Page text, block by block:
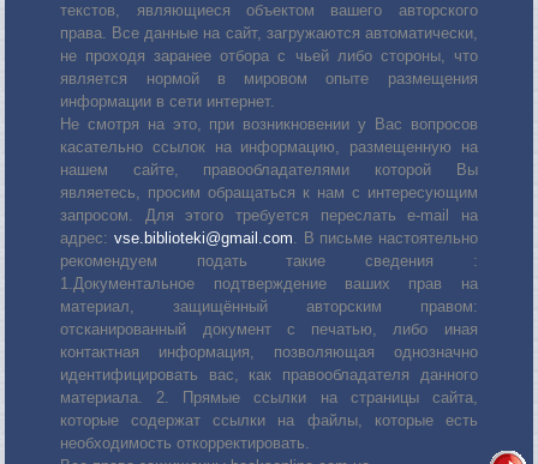
текстов, являющиеся объектом вашего авторского
права. Все данные на сайт, загружаются автоматически,
не проходя заранее отбора с чьей либо стороны, что
является нормой в мировом опыте размещения
информации в сети интернет.
Не смотря на это, при возникновении у Вас вопросов
касательно ссылок на информацию, размещенную на
нашем сайте, правообладателями которой Вы
являетесь, просим обращаться к нам с интересующим
запросом. Для этого требуется переслать е-mail на
адрес: vse.biblioteki@gmail.com. В письме настоятельно
рекомендуем подать такие сведения :
1.Документальное подтверждение ваших прав на
материал, защищённый авторским правом:
отсканированный документ с печатью, либо иная
контактная информация, позволяющая однозначно
идентифицировать вас, как правообладателя данного
материала. 2. Прямые ссылки на страницы сайта,
которые содержат ссылки на файлы, которые есть
необходимость откорректировать.